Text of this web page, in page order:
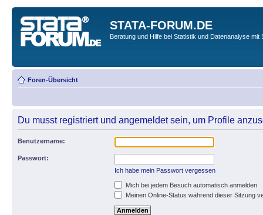
STATA-FORUM.DE
Beratung und Hilfe bei Statistik und Datenanalyse mit
Foren-Übersicht
Du musst registriert und angemeldet sein, um Profile
Benutzername:
Passwort:
Ich habe mein Passwort vergessen
Mich bei jedem Besuch automatisch anmelden
Meinen Online-Status während dieser Sitzung